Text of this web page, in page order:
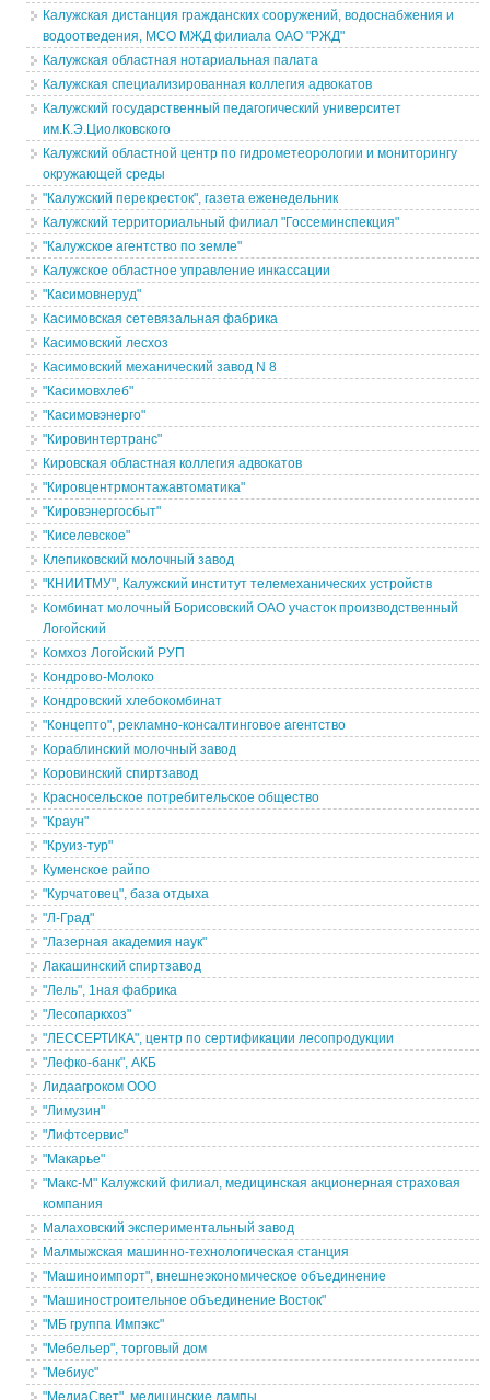
Калужская дистанция гражданских сооружений, водоснабжения и
водоотведения, МСО МЖД филиала ОАО "РЖД"
Калужская областная нотариальная палата
Калужская специализированная коллегия адвокатов
Калужский государственный педагогический университет
им.К.Э.Циолковского
Калужский областной центр по гидрометеорологии и мониторингу
окружающей среды
"Калужский перекресток", газета еженедельник
Калужский территориальный филиал "Госсеминспекция"
"Калужское агентство по земле"
Калужское областное управление инкассации
"Касимовнеруд"
Касимовская сетевязальная фабрика
Касимовский лесхоз
Касимовский механический завод N 8
"Касимовхлеб"
"Касимовэнерго"
"Кировинтертранс"
Кировская областная коллегия адвокатов
"Кировцентрмонтажавтоматика"
"Кировэнергосбыт"
"Киселевское"
Клепиковский молочный завод
"КНИИТМУ", Калужский институт телемеханических устройств
Комбинат молочный Борисовский ОАО участок производственный
Логойский
Комхоз Логойский РУП
Кондрово-Молоко
Кондровский хлебокомбинат
"Концепто", рекламно-консалтинговое агентство
Кораблинский молочный завод
Коровинский спиртзавод
Красносельское потребительское общество
"Краун"
"Круиз-тур"
Куменское райпо
"Курчатовец", база отдыха
"Л-Град"
"Лазерная академия наук"
Лакашинский спиртзавод
"Лель", 1ная фабрика
"Лесопаркхоз"
"ЛЕССЕРТИКА", центр по сертификации лесопродукции
"Лефко-банк", АКБ
Лидаагроком ООО
"Лимузин"
"Лифтсервис"
"Макарье"
"Макс-М" Калужский филиал, медицинская акционерная страховая
компания
Малаховский экспериментальный завод
Малмыжская машинно-технологическая станция
"Машиноимпорт", внешнеэкономическое объединение
"Машиностроительное объединение Восток"
"МБ группа Импэкс"
"Мебельер", торговый дом
"Мебиус"
"МедиаСвет", медицинские лампы